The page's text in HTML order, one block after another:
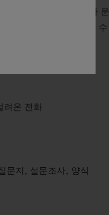
어 플랫폼에서 당사가 운
어 플랫폼에서 정보를 수
려온 전화
문지, 설문조사, 양식